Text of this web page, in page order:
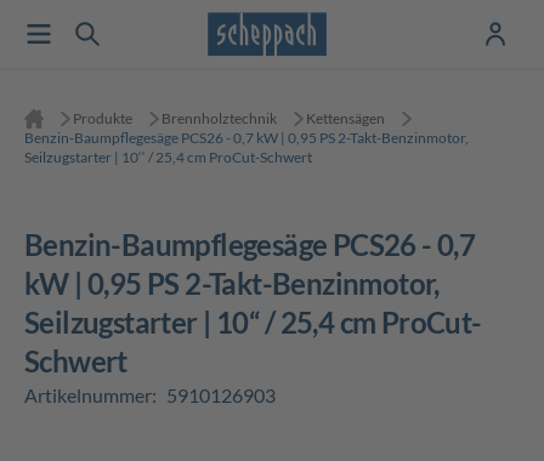
Produkte Brennholztechnik
Kettensägen
Benzin-Baumpflegesäge PCS26 - 0,7 kW | 0,95 PS 2-Takt-Benzinmotor,
Seilzugstarter | 10‘‘ / 25,4 cm ProCut-Schwert
Benzin-Baumpflegesäge PCS26 - 0,7
kW | 0,95 PS 2-Takt-Benzinmotor,
Seilzugstarter | 10‘‘ / 25,4 cm ProCut-
Schwert
Artikelnummer: 5910126903